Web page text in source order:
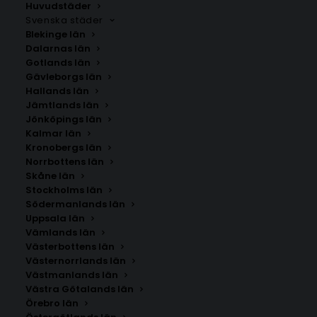
Huvudstäder
Svenska städer
Blekinge län
Dalarnas län
Gotlands län
Gävleborgs län
Hallands län
Jämtlands län
Jönköpings län
Kalmar län
Kronobergs län
Norrbottens län
Skåne län
Stockholms län
Södermanlands län
Uppsala län
Vämlands län
Västerbottens län
Västernorrlands län
Västmanlands län
Västra Götalands län
Örebro län
kommun. Om du inte hittar staden som du letar
efter kan du
SÖK AFFISCHER
Sök
efter: